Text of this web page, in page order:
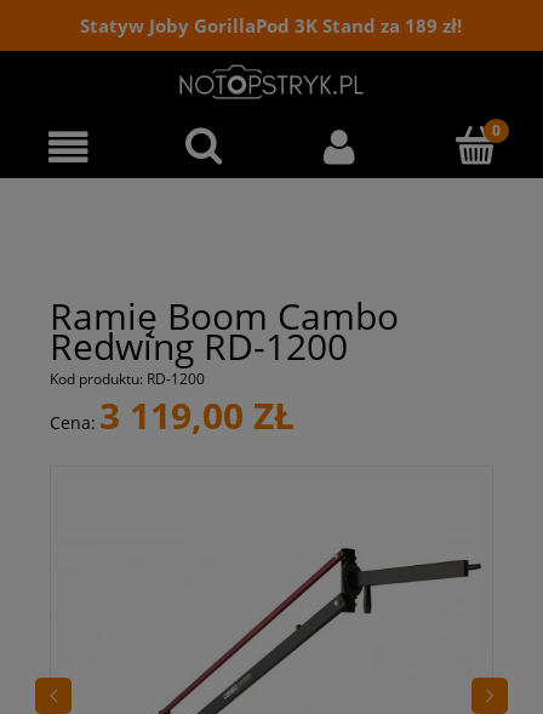
Statyw Joby GorillaPod 3K Stand za 189 zł!
Ramię Boom Cambo
Redwing RD-1200
Kod produktu: RD-1200
Cena: 3 119,00 ZŁ